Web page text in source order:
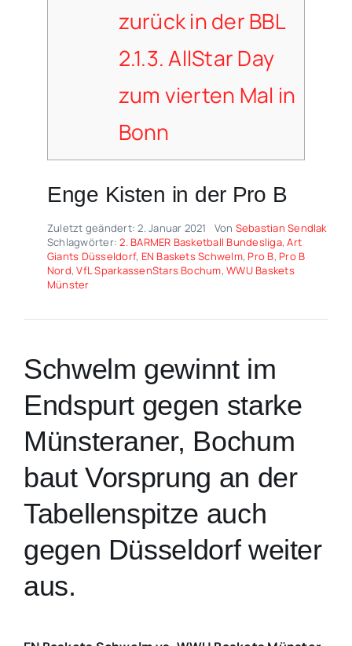
zurück in der BBL
2.1.3.AllStar Day
zum vierten Mal in
Bonn
Enge Kisten in der Pro B
Zuletzt geändert: 2. Januar 2021 Von Sebastian Sendlak
Schlagwörter:2. BARMER Basketball Bundesliga,Art
Giants Düsseldorf, EN Baskets Schwelm, Pro B, Pro B
Nord,VfL SparkassenStars Bochum,WWU Baskets
Münster
Schwelm gewinnt im
Endspurt gegen starke
Münsteraner, Bochum
baut Vorsprung an der
Tabellenspitze auch
gegen Düsseldorf weiter
aus.